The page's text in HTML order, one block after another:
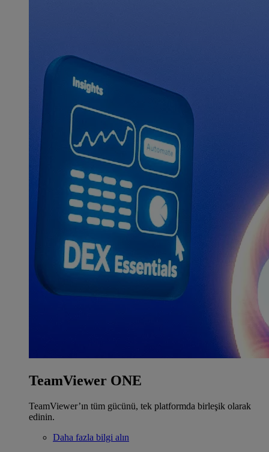
TeamViewer ONE
TeamViewer’ın tüm gücünü, tek platformda birleşik olarak
edinin.
Daha fazla bilgi alın